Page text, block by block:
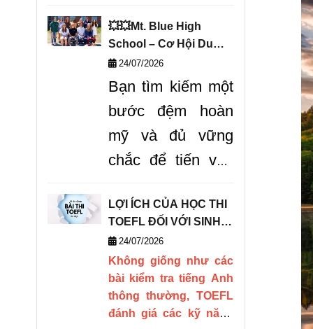
thế giới QS, trường
hiện
đang mở ra các
chương trình học bổng
tuyển sinh năm 2027.
💥💥Mt. Blue High
School – Cơ Hội Du
Học Vàng Chinh Phục
THPT Mỹ!
24/07/2026
Bạn tìm kiếm một
bước đệm hoàn
mỹ và đủ vững
chắc để tiến vào
đại học danh tiếng
tại nước Mỹ? Mt.
Blue High School
là "tảng đá vững
chắc"cho bạn
LỢI ÍCH CỦA HỌC THI
TOEFL ĐỐI VỚI SINH
VIÊN DU HỌC
24/07/2026
Không giống như các
bài kiểm tra tiếng Anh
thông thường, TOEFL
đánh giá các kỹ năng